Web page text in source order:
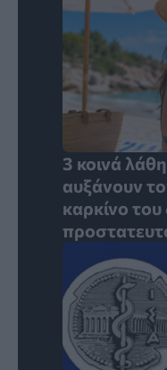
3 κοινά
αυξάνουν
καρκίνο